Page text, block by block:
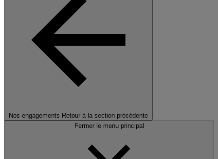
Nos engagements Retour à la section précédente
Fermer le menu principal